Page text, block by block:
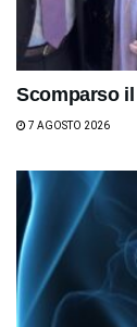
Scomparso
7 AGOSTO 2026